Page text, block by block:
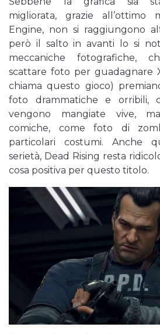
migliorata, grazie all’ottimo
Engine, non si raggiungono
però il salto in avanti lo si
meccaniche fotografiche,
scattare foto per guadagnare
chiama questo gioco)
foto drammatiche e orribili,
vengono mangiate vive,
comiche, come foto di
particolari costumi. Anche
serietà, Dead Rising resta
cosa positiva per questo titolo.